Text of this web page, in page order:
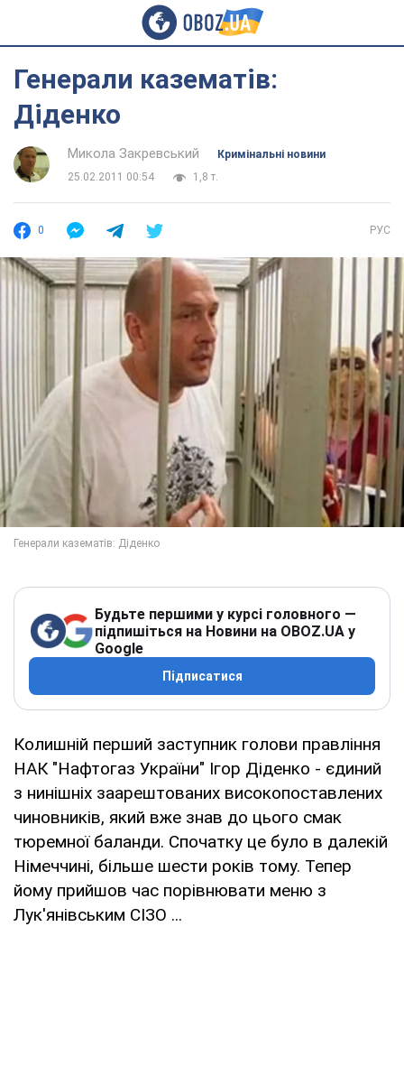
Генерали казематів:
Діденко
Микола Закревський
Кримінальні новини
25.02.2011 00:54
1,8 т.
0 РУС
Будьте першими у курсі головного —
підпишіться на Новини на OBOZ.UA у
Google
Підписатися
Колишній перший заступник голови правління
НАК "Нафтогаз України" Ігор Діденко - єдиний
з нинішніх заарештованих високопоставлених
чиновників, який вже знав до цього смак
тюремної баланди. Спочатку це було в далекій
Німеччині, більше шести років тому. Тепер
йому прийшов час порівнювати меню з
Лук'янівським СІЗО ...